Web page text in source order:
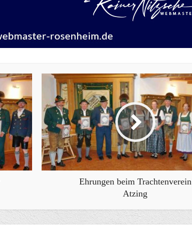
Ehrungen beim Trachtenverein
Atzing